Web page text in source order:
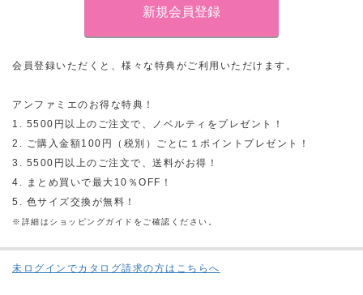
会員登録いただくと、様々な特典がご利用いただけます。
アンファミエのお得な特典！
1. 5500円以上のご注文で、ノベルティをプレゼント！
2. ご購入金額100円（税別）ごとに１ポイントプレゼント！
3. 5500円以上のご注文で、送料がお得！
4. まとめ買いで最大10％OFF！
5. 色サイズ交換が無料！
※詳細はショッピングガイドをご確認ください。
未ログインでカタログ請求の方はこちらへ